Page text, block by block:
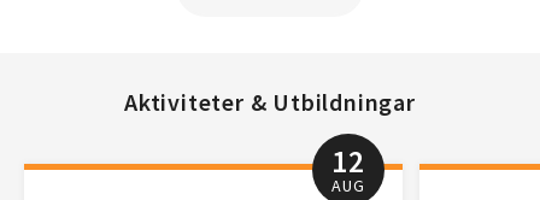
Aktiviteter & Utbildningar
12
AUG